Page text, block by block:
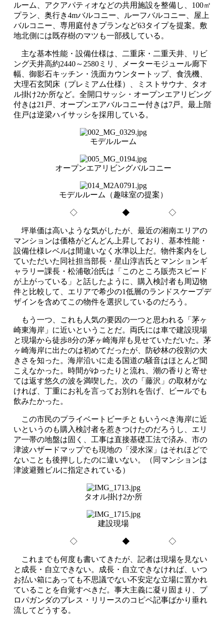
ルーム、アクアパティオなどの共用施設を整備し、100㎡
プラン、奥行き4mバルコニー、ルーフバルコニー、屋上
バルコニー、専用庭付きプランなど63タイプを提案。敷
地北側には既存樹のマツも一部残している。
主な基本性能・設備仕様は、二重床・二重天井、リビ
ング天井高約2440～2580ミリ、メーターモジュール廊下
幅、御影石キッチン・洗面カウンタートップ、食洗機、
大理石玄関床（プレミアム仕様）、ミストサウナ、タオ
ル掛け2か所など。全開口サッシ・オープンエアリビング
付きは21戸、オープンエアバルコニー付きは7戸。最上階
住戸は逆梁ハイサッシを採用している。
モデルルーム
オープンエアリビングバルコニー
モデルルーム（趣味室の提案）
◇ ◆ ◇
坪単価は高いような気がしたが、最近の湘南エリアの
マンションは価格がどんどん上昇しており、基本性能・
設備仕様レベルは間違いなく水準以上だ。物件案内をし
ていただいた同社担当部長・星山淳吉氏とマンションギ
ャラリー課長・松浦敬冶氏は「このところ販売スピード
が上がっている」と話したように、購入検討者も周辺物
件と比較して、エリアで希少の1低層のランドスケープデ
ザインを含めてこの物件を選択しているのだろう。
もう一つ、これも人気の要因の一つと思われる「茅ヶ
崎東海岸」に近いということだ。両氏には車で建設現場
と現場から徒歩8分の茅ヶ崎海岸も見せていただいた。茅
ヶ崎海岸に出たのは初めてだったが、防砂林の役割の大
きさを知った。海岸沿いに走る国道の騒音はほとんど聞
こえなかった。時間がゆったりと流れ、潮の香りと寄せ
ては返す悠久の波を満喫した。次の「藤沢」の取材がな
ければ、丁重にお礼を言ってお別れを告げ、ビールでも
飲みたかった。
この市民のプライベートビーチともいうべき海岸に近
いというのも購入検討者を惹きつけたのだろうし、エリ
ア一帯の地盤は固く、工事は直接基礎工法で済み、市の
津波ハザードマップでも現地の「浸水深」はそれほどで
ないことも後押ししたのに違いない。（同マンションは
津波避難ビルに指定されている）
タオル掛け2か所
建設現場
◇ ◆ ◇
これまでも何度も書いてきたが、記者は現場を見ない
と成長・自立できない。成長・自立できなければ、いつ
お払い箱にあっても不思議でない不安定な立場に置かれ
ていることを自覚すべきだ。事大主義に凝り固まり、プ
ロパガンダのプレス・リリースのコピペ記事ばかり垂れ
流してどうする。